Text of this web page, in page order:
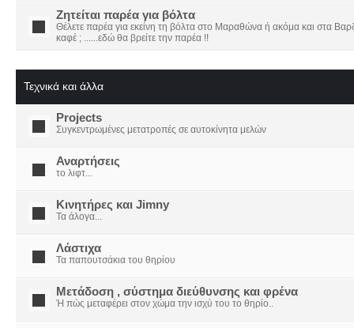
Ζητείται παρέα για βόλτα
Θέλετε παρέα για εκείνη τη βόλτα στο Μαραθώνα ή ακόμα και στα
καφέ ; ......εδώ θα βρείτε την παρέα !!
Τεχνικά και άλλα
Projects
Συγκεντρωμένες μετατροπές σε αυτοκίνητα μελών
Αναρτήσεις
το λιφτ...
Κινητήρες και Jimny
Τα άλογα...
Λάστιχα
Τα παπουτσάκια του θηρίου
Μετάδοση , σύστημα διεύθυνσης και φρένα
Ή πώς μεταφέρει στον χώμα την ισχύ του το θηρίο..